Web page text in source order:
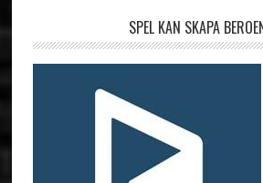
SPEL KAN SKAPA